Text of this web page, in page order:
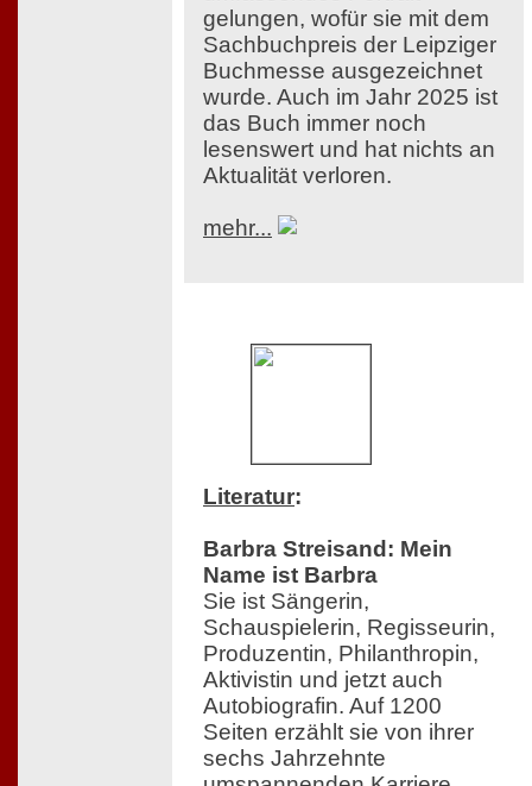
gelungen, wofür sie mit dem
Sachbuchpreis der Leipziger
Buchmesse ausgezeichnet
wurde. Auch im Jahr 2025 ist
das Buch immer noch
lesenswert und hat nichts an
Aktualität verloren.
mehr...
Literatur:
Barbra Streisand: Mein
Name ist Barbra
Sie ist Sängerin,
Schauspielerin, Regisseurin,
Produzentin, Philanthropin,
Aktivistin und jetzt auch
Autobiografin. Auf 1200
Seiten erzählt sie von ihrer
sechs Jahrzehnte